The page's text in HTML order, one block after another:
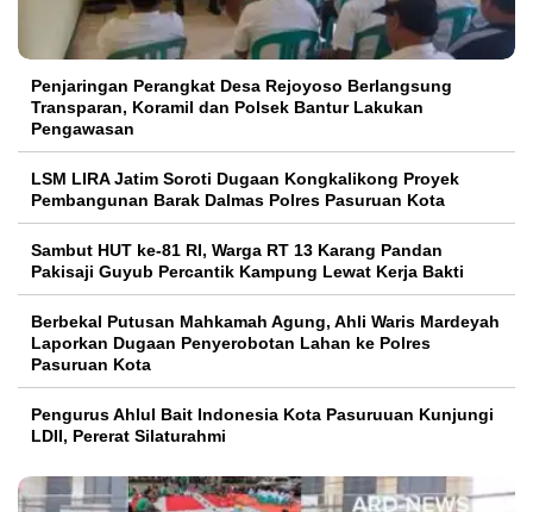
Penjaringan Perangkat Desa Rejoyoso Berlangsung
Transparan, Koramil dan Polsek Bantur Lakukan
Pengawasan
LSM LIRA Jatim Soroti Dugaan Kongkalikong Proyek
Pembangunan Barak Dalmas Polres Pasuruan Kota
Sambut HUT ke-81 RI, Warga RT 13 Karang Pandan
Pakisaji Guyub Percantik Kampung Lewat Kerja Bakti
Berbekal Putusan Mahkamah Agung, Ahli Waris Mardeyah
Laporkan Dugaan Penyerobotan Lahan ke Polres
Pasuruan Kota
Pengurus Ahlul Bait Indonesia Kota Pasuruuan Kunjungi
LDII, Pererat Silaturahmi